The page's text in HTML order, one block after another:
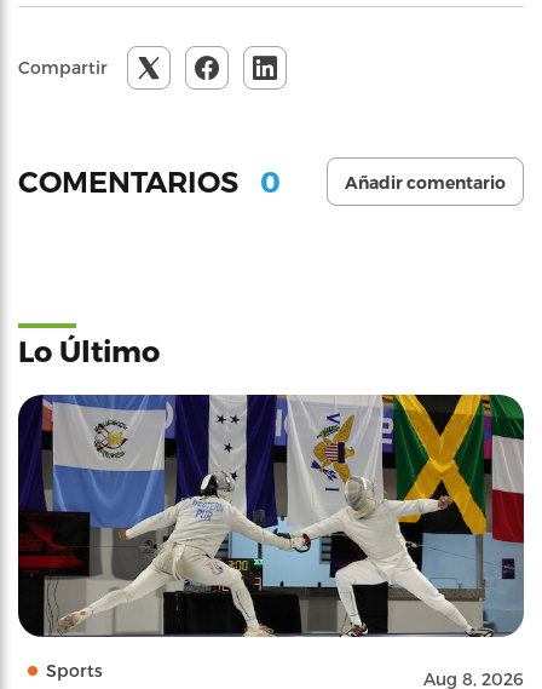
Compartir
COMENTARIOS 0 Añadir comentario
Lo Último
Sports Aug 8, 2026